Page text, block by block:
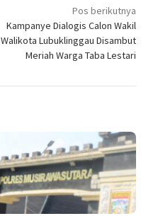
Pos berikutnya
Kampanye Dialogis Calon Wakil
Walikota Lubuklinggau Disambut
Meriah Warga Taba Lestari